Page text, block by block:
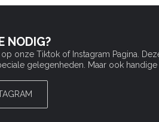
NODIG?
onze Tiktok of Instagram Pagina.
gelegenheden. Maar ook